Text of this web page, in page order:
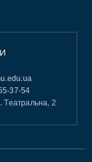
37-54
Театральна, 2